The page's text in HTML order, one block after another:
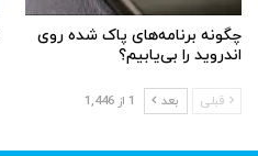
چگونه برنامه‌های پاک شده روی
اندروید را بی‌یابیم؟
قبلی بعد 1 از 1,446